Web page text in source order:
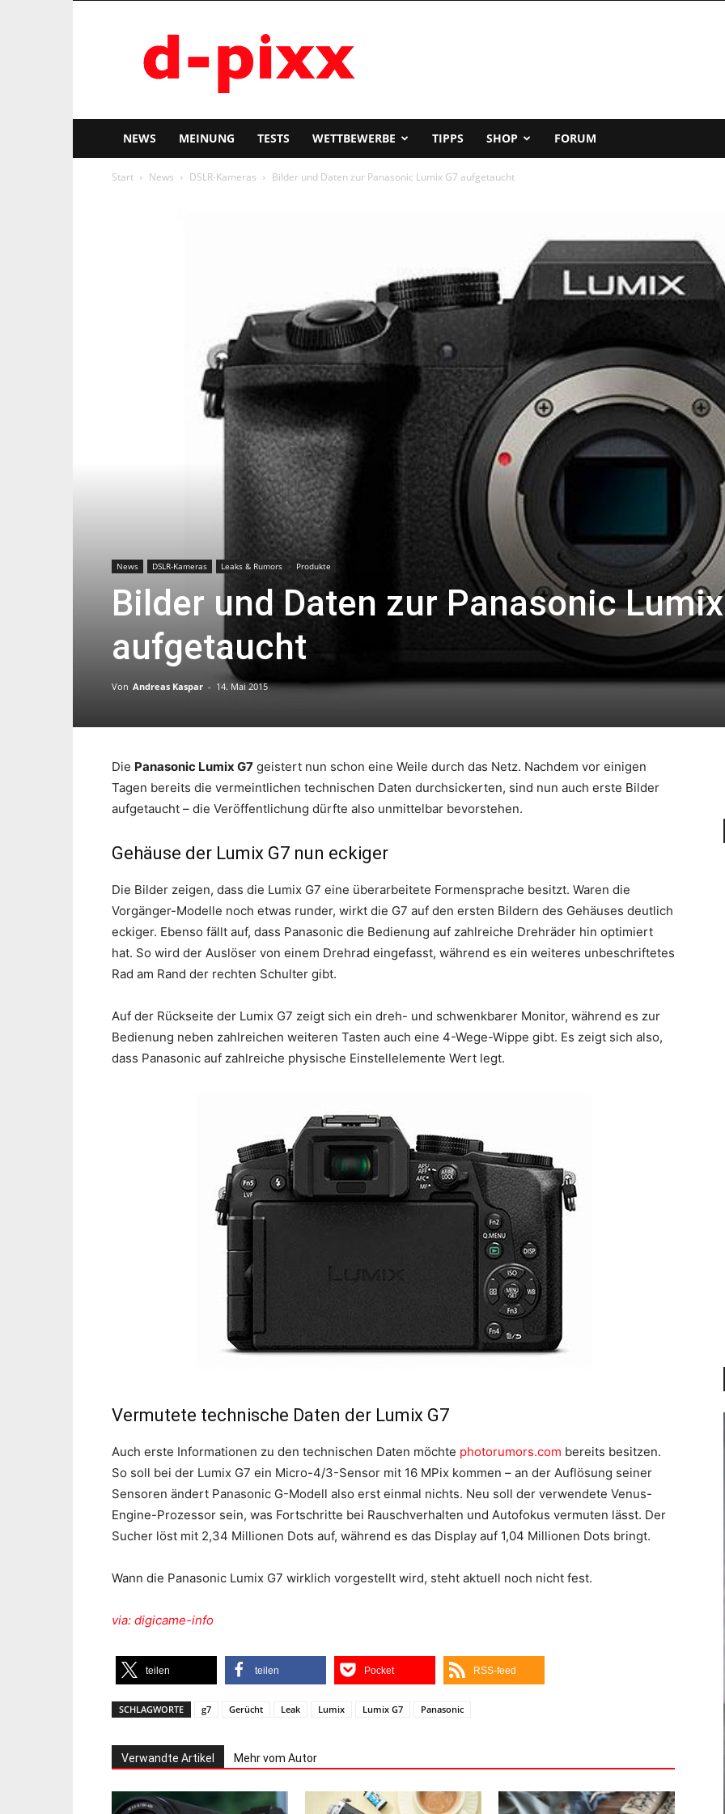
pixx
NEWS MEINUNG TESTS WETTBEWERBE TIPPS SHOP FORUM
Start News DSLR-Kameras Bilder und Daten zur Panasonic Lumix G7 aufgetaucht
News DSLR-Kameras Leaks & Rumors Produkte
Bilder und Daten zur Panasonic
aufgetaucht
Von Andreas Kaspar - 14. Mai 2015
Die Panasonic Lumix G7 geistert nun schon eine Weile durch das Netz. Nachdem vor einigen
Tagen bereits die vermeintlichen technischen Daten durchsickerten, sind nun auch erste Bilder
aufgetaucht – die Veröffentlichung dürfte also unmittelbar bevorstehen.
Gehäuse der Lumix G7 nun eckiger
Die Bilder zeigen, dass die Lumix G7 eine überarbeitete Formensprache besitzt. Waren die
Vorgänger-Modelle noch etwas runder, wirkt die G7 auf den ersten Bildern des Gehäuses deutlich
eckiger. Ebenso fällt auf, dass Panasonic die Bedienung auf zahlreiche Drehräder hin optimiert
hat. So wird der Auslöser von einem Drehrad eingefasst, während es ein weiteres unbeschriftetes
Rad am Rand der rechten Schulter gibt.
Auf der Rückseite der Lumix G7 zeigt sich ein dreh- und schwenkbarer Monitor, während es zur
Bedienung neben zahlreichen weiteren Tasten auch eine 4-Wege-Wippe gibt. Es zeigt sich also,
dass Panasonic auf zahlreiche physische Einstellelemente Wert legt.
Vermutete technische Daten der Lumix G7
Auch erste Informationen zu den technischen Daten möchte photorumors.com bereits besitzen.
So soll bei der Lumix G7 ein Micro-4/3-Sensor mit 16 MPix kommen – an der Auflösung seiner
Sensoren ändert Panasonic G-Modell also erst einmal nichts. Neu soll der verwendete Venus-
Engine-Prozessor sein, was Fortschritte bei Rauschverhalten und Autofokus vermuten lässt. Der
Sucher löst mit 2,34 Millionen Dots auf, während es das Display auf 1,04 Millionen Dots bringt.
Wann die Panasonic Lumix G7 wirklich vorgestellt wird, steht aktuell noch nicht fest.
via: digicame-info
teilen teilen Pocket RSS-feed
SCHLAGWORTE g7 Gerücht Leak Lumix Lumix G7 Panasonic
Verwandte Artikel Mehr vom Autor